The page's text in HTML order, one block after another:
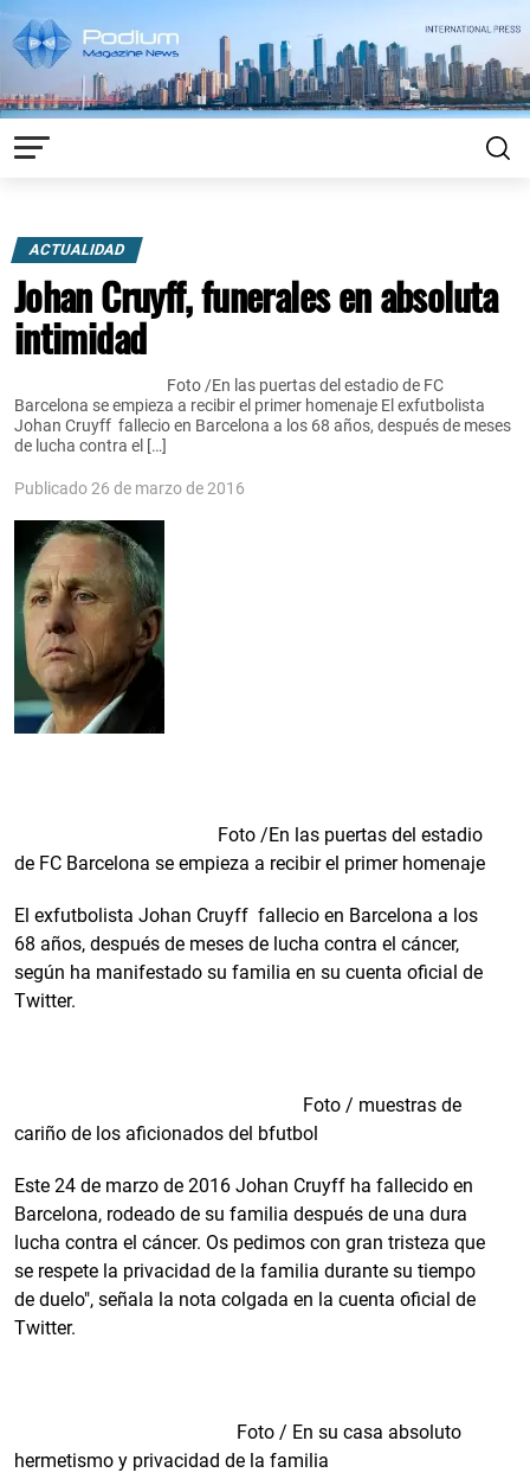
ACTUALIDAD
Johan Cruyff, funerales en absoluta
intimidad
Foto /En las puertas del estadio de FC
Barcelona se empieza a recibir el primer homenaje El exfutbolista
Johan Cruyff fallecio en Barcelona a los 68 años, después de meses
de lucha contra el […]
Publicado 26 de marzo de 2016
Foto /En las puertas del estadio
de FC Barcelona se empieza a recibir el primer homenaje
El exfutbolista Johan Cruyff fallecio en Barcelona a los
68 años, después de meses de lucha contra el cáncer,
según ha manifestado su familia en su cuenta oficial de
Twitter.
Foto / muestras de
cariño de los aficionados del bfutbol
Este 24 de marzo de 2016 Johan Cruyff ha fallecido en
Barcelona, rodeado de su familia después de una dura
lucha contra el cáncer. Os pedimos con gran tristeza que
se respete la privacidad de la familia durante su tiempo
de duelo", señala la nota colgada en la cuenta oficial de
Twitter.
Foto / En su casa absoluto
hermetismo y privacidad de la familia